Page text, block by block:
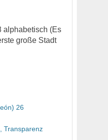
alphabetisch (Es
große Stadt
26
Transparenz